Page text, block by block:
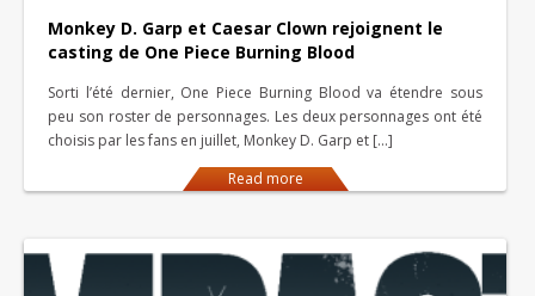
Monkey D. Garp et Caesar Clown rejoignent le
casting de One Piece Burning Blood
Sorti l’été dernier, One Piece Burning Blood va étendre sous
peu son roster de personnages. Les deux personnages ont été
choisis par les fans en juillet, Monkey D. Garp et […]
Read more